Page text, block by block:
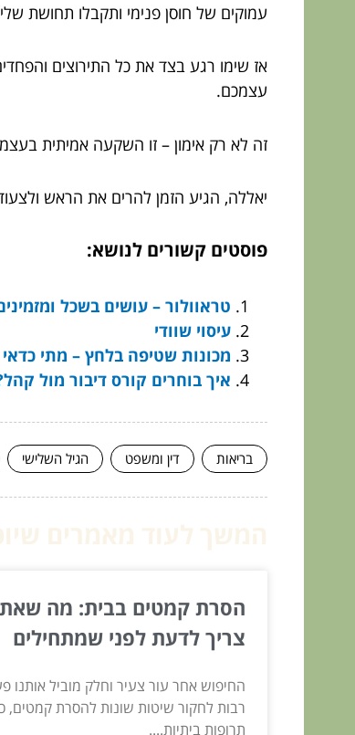
עמוקים של חוסן פנימי ותקבלו תחושת
אז שימו רגע בצד את כל התירוצים
עצמכם.
זה לא רק אימון – זו השקעה אמיתית
יאללה, הגיע הזמן להרים את הראש
פוסטים קשורים לנושא:
טראוולור – עושים בשכל
עיסוי שוודי
מכונות שטיפה בלחץ – מתי
איך בוחרים קורס דיבור מול
בריאות דין ומשפט הגיל השלישי
הסרת קמטים בבית: מה
צריך לדעת לפני שמתחילים
החיפוש אחר עור צעיר וחלק מוביל אותנו
רבות לחקור שיטות שונות להסרת קמטים,
תרופות ביתיות....